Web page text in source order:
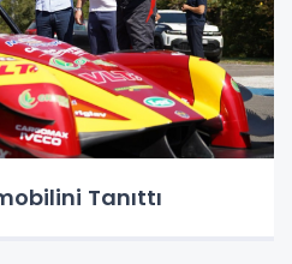
Tanıttı